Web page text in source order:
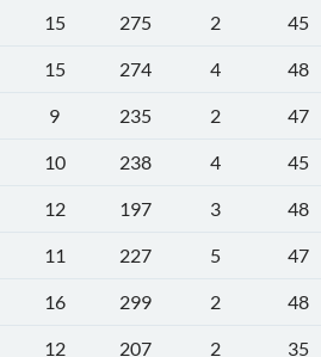
15 275 2
45
15 274 4
48
9 235 2
47
10 238 4
45
12 197 3
48
11 227 5
47
16 299 2
48
12 207 2
35